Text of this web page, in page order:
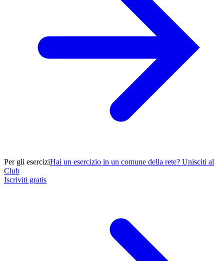
Per gli eserciziHai un esercizio in un comune della rete? Unisciti al
Club
Iscriviti gratis